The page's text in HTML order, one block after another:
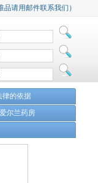
品请用邮件联系我们）
律的依据
爱尔兰药房